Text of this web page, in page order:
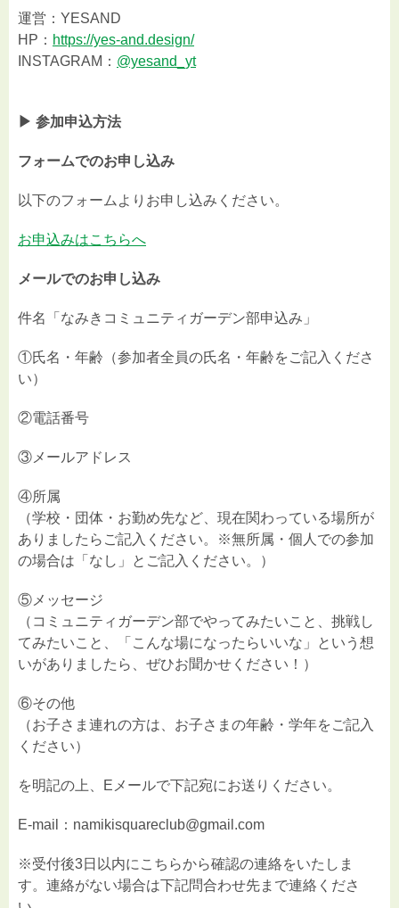
運営： YESAND
HP ： https://yes-and.design/
INSTAGRAM ： @yesand_yt
▶︎ 参加申込方法
フォームでのお申し込み
以下のフォームよりお申し込みください。
お申込みはこちらへ
メールでのお申し込み
件名「なみきコミュニティガーデン部申込み」
①氏名・年齢（参加者全員の氏名・年齢をご記入くださ
い）
②電話番号
③メールアドレス
④所属
（学校・団体・お勤め先など、現在関わっている場所が
ありましたらご記入ください。※無所属・個人での参加
の場合は「なし」とご記入ください。）
⑤メッセージ
（コミュニティガーデン部でやってみたいこと、挑戦し
てみたいこと、「こんな場になったらいいな」という想
いがありましたら、ぜひお聞かせください！）
⑥その他
（お子さま連れの方は、お子さまの年齢・学年をご記入
ください）
を明記の上、Eメールで下記宛にお送りください。
E-mail：namikisquareclub@gmail.com
※受付後3日以内にこちらから確認の連絡をいたしま
す。連絡がない場合は下記問合わせ先まで連絡くださ